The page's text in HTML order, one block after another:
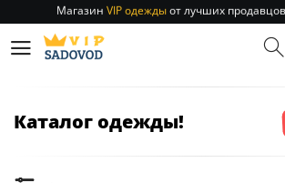
Отправление заказа 1-3 дняпо
Магазин
от лучших
Каталог одежды!